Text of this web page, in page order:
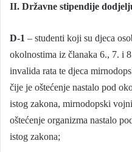
II. Državne stipendije
D-1 – studenti koji su djeca
okolnostima iz članaka 6., 7. i
invalida rata te djeca
čije je oštećenje nastalo pod
istog zakona, mirnodopski
oštećenje organizma nastalo
istog zakona;